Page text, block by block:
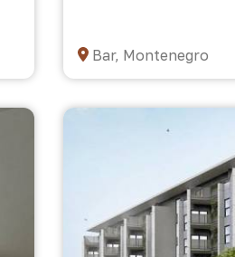
Bar, Montenegro